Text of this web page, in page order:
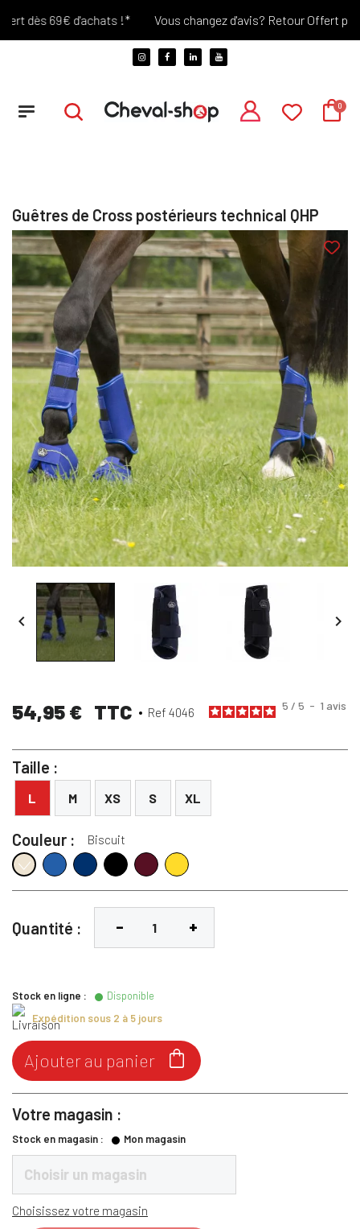
dès 69€ d'achats !* Vous changez d'avis? Retour Offert
Guêtres de Cross postérieurs technical QHP
 
54,95 € TTC Ref 4046 5 / 5 - 1 avis
Taille :
L M XS S XL
Couleur : Biscuit
BiscuitCobalteMarineNoir Ruby Citrus
Quantité :
Stock en ligne :
Disponible
Expédition sous 2 à 5 jours

Ajouter au panier
Votre magasin :
Stock en magasin : Mon magasin
Choisir un magasin
Choisissez votre magasin